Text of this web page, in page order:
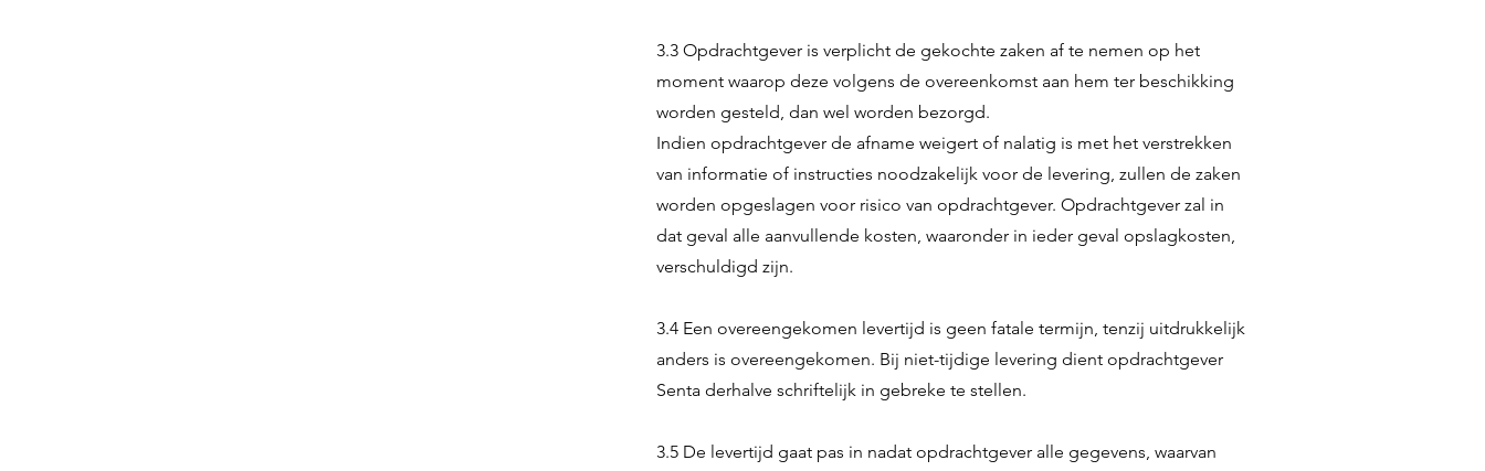
3.3 Opdrachtgever is verplicht de gekochte zaken af te nemen op het
moment waarop deze volgens de overeenkomst aan hem ter beschikking
worden gesteld, dan wel worden bezorgd.
Indien opdrachtgever de afname weigert of nalatig is met het verstrekken
van informatie of instructies noodzakelijk voor de levering, zullen de zaken
worden opgeslagen voor risico van opdrachtgever. Opdrachtgever zal in
dat geval alle aanvullende kosten, waaronder in ieder geval opslagkosten,
verschuldigd zijn.
3.4 Een overeengekomen levertijd is geen fatale termijn, tenzij uitdrukkelijk
anders is overeengekomen. Bij niet-tijdige levering dient opdrachtgever
Senta derhalve schriftelijk in gebreke te stellen.
3.5 De levertijd gaat pas in nadat opdrachtgever alle gegevens, waarvan